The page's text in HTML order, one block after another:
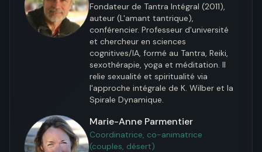
Fondateur de Tantra Intégral (2011),
auteur (L'amant tantrique),
conférencier. Professeur d'université
et chercheur en sciences
cognitives/IA, formé au Tantra, Reiki,
sexothérapie, yoga et méditation. Il
relie sexualité et spiritualité via
l'approche intégrale de K. Wilber et la
Spirale Dynamique.
Marie-Anne Parmentier
Coordinatrice, co-animatrice
(couples, désert)